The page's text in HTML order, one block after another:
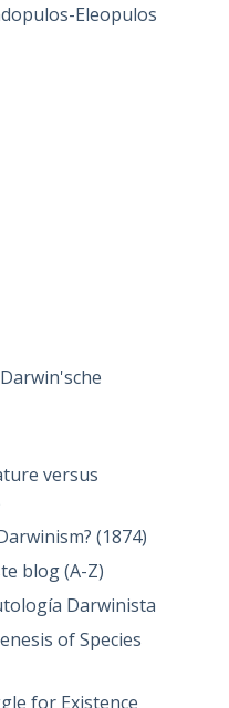
Eleopulos
versus
(1874)
blog (A-Z)
Darwinista
of Species
for Existence